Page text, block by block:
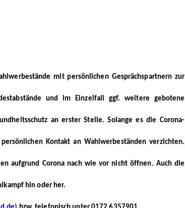
mit persönlichen Gesprächspartnern zur
und im Einzelfall ggf. weitere gebotene
an erster Stelle. Solange es die Corona-
Kontakt an Wahlwerbeständen verzichten.
aufgrund Corona nach wie vor nicht öffnen. Auch die
hin oder her.